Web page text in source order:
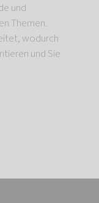
und
Themen.
wodurch
und Sie